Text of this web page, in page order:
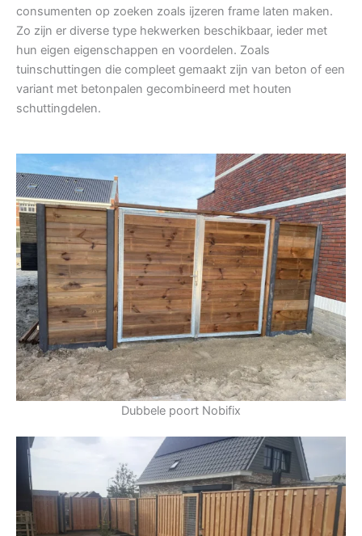
consumenten op zoeken zoals ijzeren frame laten maken.
Zo zijn er diverse type hekwerken beschikbaar, ieder met
hun eigen eigenschappen en voordelen. Zoals
tuinschuttingen die compleet gemaakt zijn van beton of een
variant met betonpalen gecombineerd met houten
schuttingdelen.
Dubbele poort Nobifix